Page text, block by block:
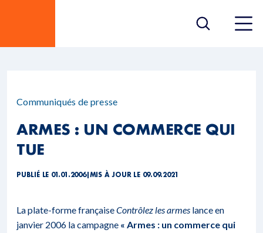
Communiqués de presse
ARMES : UN COMMERCE QUI
TUE
PUBLIÉ LE 01.01.2006| MIS À JOUR LE 09.09.2021
La plate-forme françaiseContrôlez les armes lance en
janvier 2006 la campagne « Armes : un commerce qui